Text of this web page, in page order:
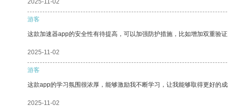
2025-11-02
游客
这款加速器app的安全性有待提高，可以加强防护措施，比如增加双重验
2025-11-02
游客
这款app的学习氛围很浓厚，能够激励我不断学习，让我能够取得更好的
2025-11-02